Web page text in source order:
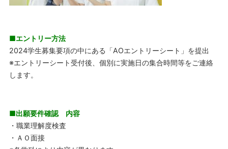
■エントリー方法
2024学生募集要項の中にある「AOエントリーシート」を提出
※エントリーシート受付後、個別に実施日の集合時間等をご連絡
します。
■出願要件確認 内容
・職業理解度検査
・ＡＯ面接